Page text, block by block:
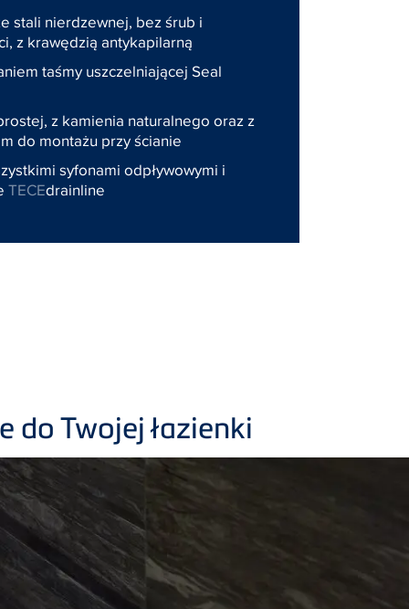
stali nierdzewnej, bez śrub i
z krawędzią antykapilarną
taśmy uszczelniającej Seal
z kamienia naturalnego oraz z
do montażu przy ścianie
syfonami odpływowymi i
TECEdrainline
Twojej łazienki